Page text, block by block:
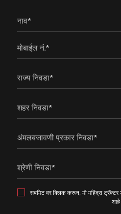
नाव*
मोबाईल नं.*
राज्य निवडा*
शहर निवडा*
अंमलबजावणी प्रकार निवडा*
श्रेणी निवडा*
सबमिट वर क्लिक करून, मी महिंद्रा
आहे